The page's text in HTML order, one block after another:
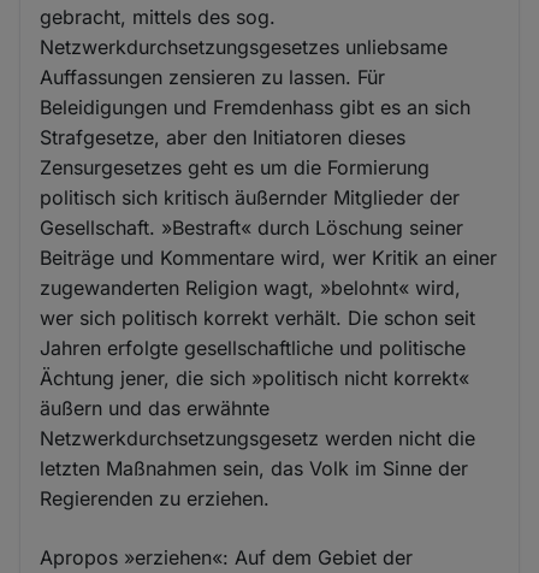
gebracht, mittels des sog.
Netzwerkdurchsetzungsgesetzes unliebsame
Auffassungen zensieren zu lassen. Für
Beleidigungen und Fremdenhass gibt es an sich
Strafgesetze, aber den Initiatoren dieses
Zensurgesetzes geht es um die Formierung
politisch sich kritisch äußernder Mitglieder der
Gesellschaft. »Bestraft« durch Löschung seiner
Beiträge und Kommentare wird, wer Kritik an einer
zugewanderten Religion wagt, »belohnt« wird,
wer sich politisch korrekt verhält. Die schon seit
Jahren erfolgte gesellschaftliche und politische
Ächtung jener, die sich »politisch nicht korrekt«
äußern und das erwähnte
Netzwerkdurchsetzungsgesetz werden nicht die
letzten Maßnahmen sein, das Volk im Sinne der
Regierenden zu erziehen.
Apropos »erziehen«: Auf dem Gebiet der